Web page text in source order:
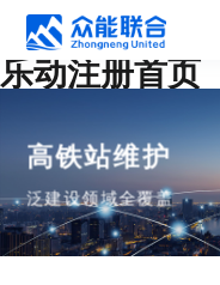
乐动注册首页
高铁站维护
泛建设领域全覆盖